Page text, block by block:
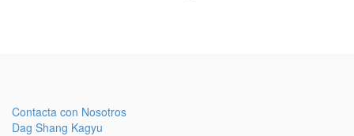
Contacta con Nosotros
Dag Shang Kagyu